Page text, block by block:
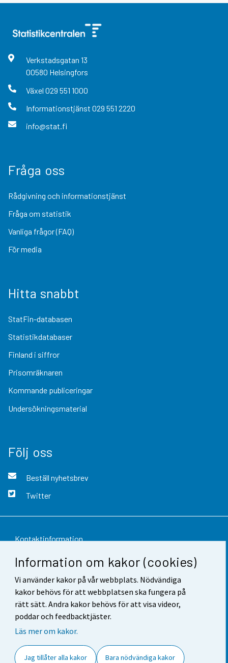
Information om kakor (cookies)
Vi använder kakor på vår webbplats. Nödvändiga
kakor behövs för att webbplatsen ska fungera på
rätt sätt. Andra kakor behövs för att visa videor,
poddar och feedbacktjäster.
Läs mer om kakor.
Jag tillåter alla kakor Bara nödvändiga kakor
Verkstadsgatan 13
00580 Helsingfors
Växel 029 551 1000
Informationstjänst 029 551 2220
info@stat.fi
Fråga oss
Rådgivning och informationstjänst
Fråga om statistik
Vanliga frågor (FAQ)
För media
Hitta snabbt
StatFin-databasen
Statistikdatabaser
Finland i siffror
Prisomräknaren
Kommande publiceringar
Undersökningsmaterial
Följ oss
Beställ nyhetsbrev
Twitter
Kontaktinformation
Respons
Användarvillkor
Dataskydd
Tillgänglighet
Cookie-inställningar